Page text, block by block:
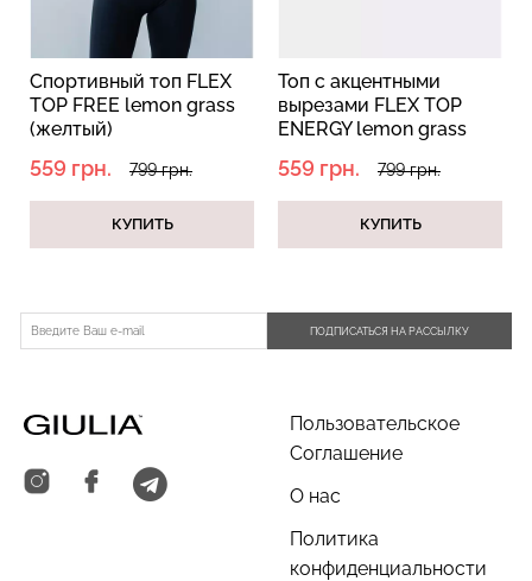
топ FLEX
FREE lemon grass
грн. 799 грн.
КУПИТЬ
Топ с акцентными
вырезами FLEX TOP
ENERGY lemon grass
559 грн. 799 грн.
КУПИТЬ
ПОДПИСАТЬСЯ НА РАССЫЛКУ
Пользовательское
Соглашение
О нас
Политика
конфиденциальности